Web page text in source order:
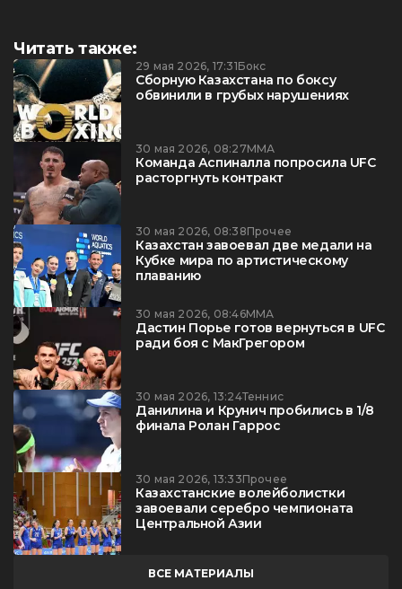
Читать также:
29 мая 2026, 17:31Бокс
Сборную Казахстана по боксу
обвинили в грубых нарушениях
30 мая 2026, 08:27ММА
Команда Аспиналла попросила UFC
расторгнуть контракт
30 мая 2026, 08:38Прочее
Казахстан завоевал две медали на
Кубке мира по артистическому
плаванию
30 мая 2026, 08:46ММА
Дастин Порье готов вернуться в UFC
ради боя с МакГрегором
30 мая 2026, 13:24Теннис
Данилина и Крунич пробились в 1/8
финала Ролан Гаррос
30 мая 2026, 13:33Прочее
Казахстанские волейболистки
завоевали серебро чемпионата
Центральной Азии
ВСЕ МАТЕРИАЛЫ